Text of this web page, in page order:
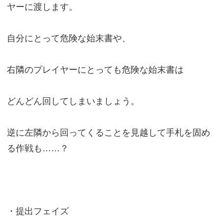
ヤーに渡します。
自分にとって危険な始末書や、
右隣のプレイヤーにとっても危険な始末書は
どんどん回してしまいましょう。
逆に左隣から回ってくることを見越して手札を固め
る作戦も……？
・提出フェイズ